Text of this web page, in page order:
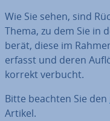
Wie Sie sehen, sind
Thema, zu dem Sie in
berät, diese im
erfasst und deren
korrekt verbucht.
Bitte beachten Sie den
Artikel.